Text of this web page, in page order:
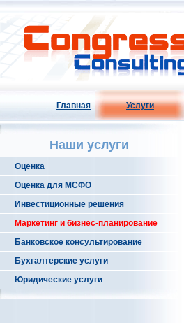
Главная Услуги
Наши услуги
Оценка
Оценка для МСФО
Инвестиционные решения
Маркетинг и бизнес-планирование
Банковское консультирование
Бухгалтерские услуги
Юридические услуги